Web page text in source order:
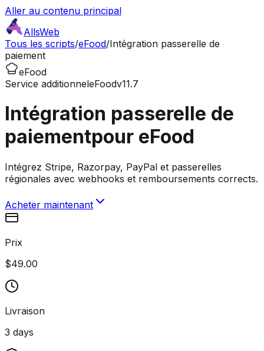
Aller au contenu principal
AllsWeb
Tous les scripts/eFood/Intégration passerelle de
paiement
eFood
Service additionneleFoodv11.7
Intégration passerelle de
paiementpour eFood
Intégrez Stripe, Razorpay, PayPal et passerelles
régionales avec webhooks et remboursements corrects.
Acheter maintenant
Prix
$49.00
Livraison
3 days